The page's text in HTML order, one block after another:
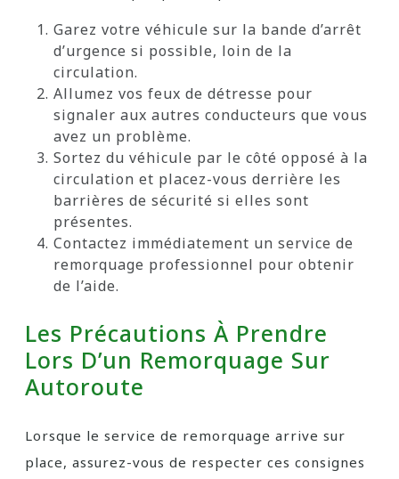
Garez votre véhicule sur la bande d’arrêt
d’urgence si possible, loin de la
circulation.
Allumez vos feux de détresse pour
signaler aux autres conducteurs que vous
avez un problème.
Sortez du véhicule par le côté opposé à la
circulation et placez-vous derrière les
barrières de sécurité si elles sont
présentes.
Contactez immédiatement un service de
remorquage professionnel pour obtenir
de l’aide.
Les Précautions À Prendre
Lors D’un Remorquage Sur
Autoroute
Lorsque le service de remorquage arrive sur
place, assurez-vous de respecter ces consignes